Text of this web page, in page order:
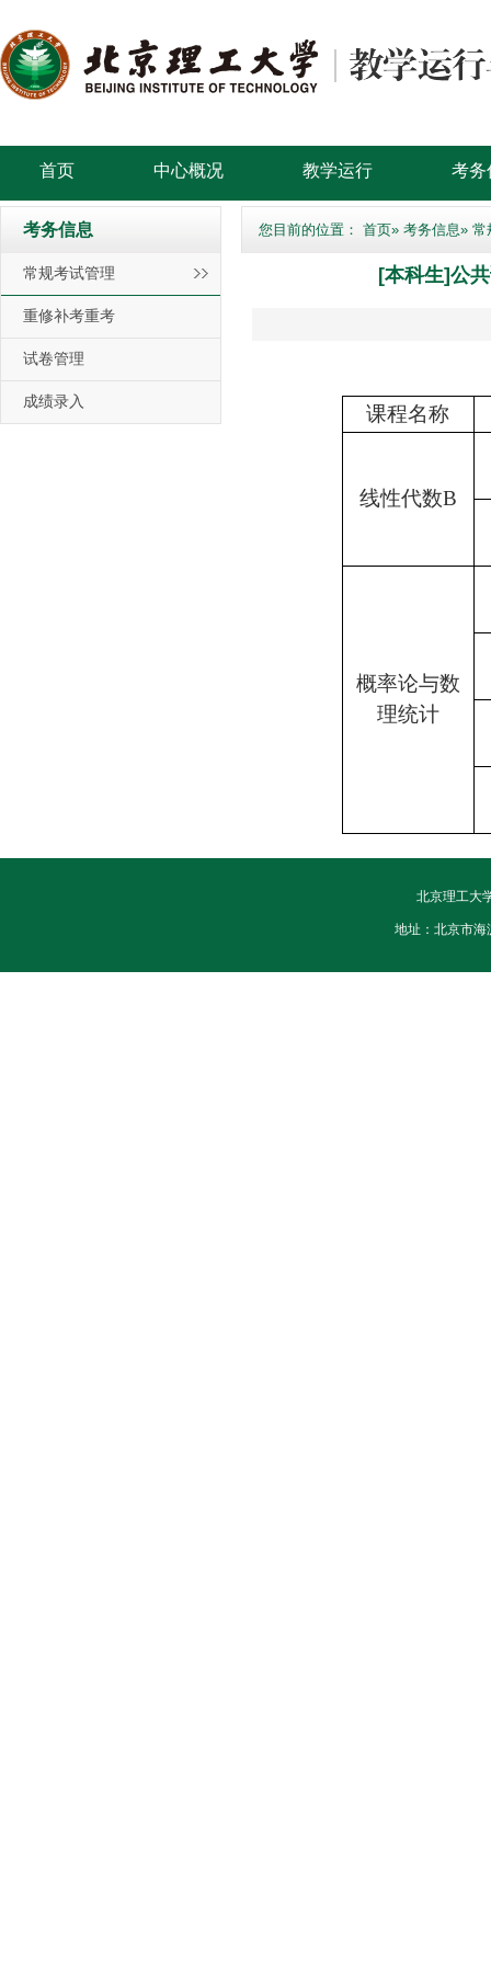
首页 中心概况 教学运行 考务
考务信息
常规考试管理
重修补考重考
试卷管理
成绩录入
您目前的位置： 首页» 考务信息» 常
[本科生]公
课程名称
线性代数B
概率论与数
理统计
北京理工大
地址：北京市